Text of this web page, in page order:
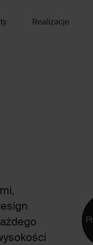
Realizacje